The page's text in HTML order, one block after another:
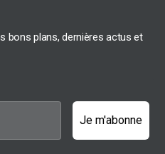
bons plans, dernières actus et
Je m'abonne